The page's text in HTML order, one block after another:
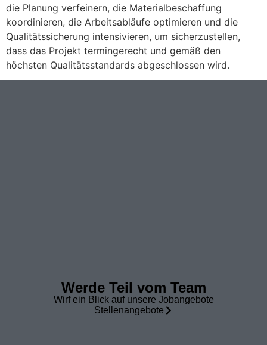
die Planung verfeinern, die Materialbeschaffung
koordinieren, die Arbeitsabläufe optimieren und die
Qualitätssicherung intensivieren, um sicherzustellen,
dass das Projekt termingerecht und gemäß den
höchsten Qualitätsstandards abgeschlossen wird.
Werde Teil vom Team
Wirf ein Blick auf unsere Jobangebote
Stellenangebote